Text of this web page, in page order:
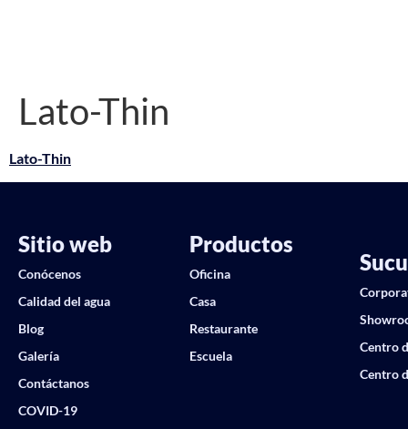
Lato-Thin
Lato-Thin
Sitio web
Conócenos
Calidad del agua
Blog
Galería
Contáctanos
COVID-19
Productos
Oficina
Casa
Restaurante
Escuela
Centro
Centro